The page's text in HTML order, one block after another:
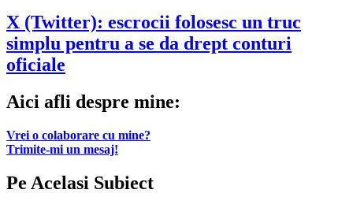
X (Twitter): escrocii folosesc un truc
simplu pentru a se da drept conturi
oficiale
Aici afli despre mine:
Vrei o colaborare cu mine?
Trimite-mi un mesaj!
Pe Acelasi Subiect